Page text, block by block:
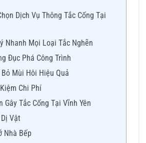
Dịch Vụ Thông Tắc Cống Tại
Nhanh Mọi Loại Tắc Nghẽn
Đục Phá Công Trình
Mùi Hôi Hiệu Quả
Chi Phí
Gây Tắc Cống Tại Vĩnh Yên
Vật
Nhà Bếp